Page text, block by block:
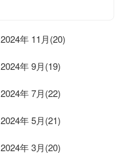
2024年 11月(20)
2024年 9月(19)
2024年 7月(22)
2024年 5月(21)
2024年 3月(20)